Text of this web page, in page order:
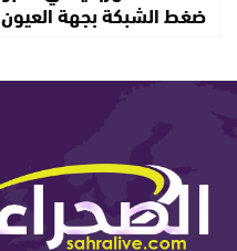
ضغط الشبكة بجهة